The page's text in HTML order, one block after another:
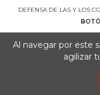
Al navegar por este
agilizar
DEFENSA DE LAS Y LOS